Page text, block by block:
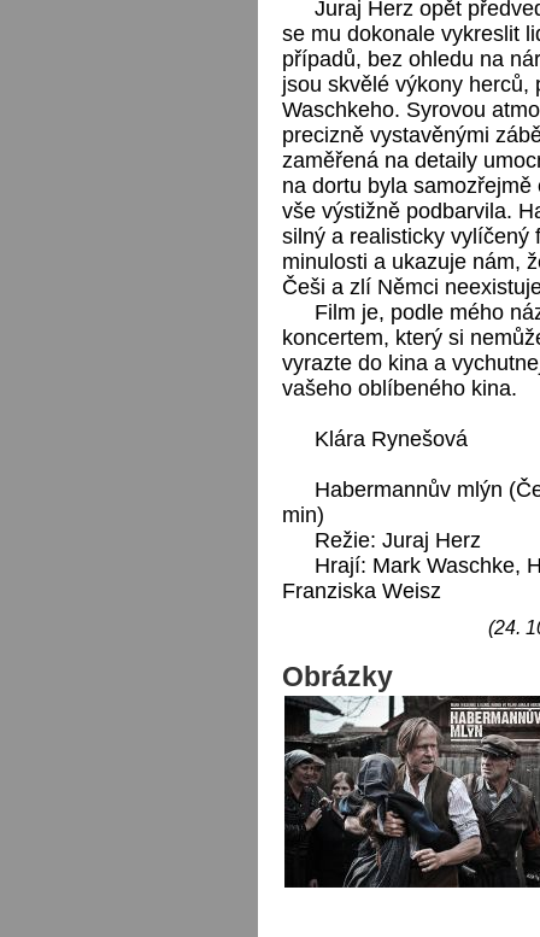
Juraj Herz opět
se mu dokonale vykreslit
případů, bez ohledu na
jsou skvělé výkony
Waschkeho. Syrovou
precizně vystavěnými
zaměřená na detaily
na dortu byla
vše výstižně podbarvila.
silný a realisticky vylíčený
minulosti a ukazuje nám,
Češi a zlí Němci
Film je, podle mého
koncertem, který si
vyrazte do kina a
vašeho oblíbeného kina.
Klára Rynešová
Habermannův mlýn
min)
Režie: Juraj Herz
Hrají: Mark Waschke,
Franziska Weisz
(24.
Obrázky